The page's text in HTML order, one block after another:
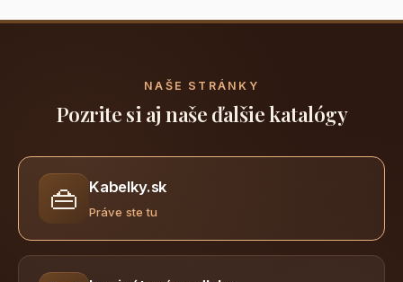
NAŠE STRÁNKY
Pozrite si aj naše ďalšie katalógy
👜 Kabelky.sk
Práve ste tu